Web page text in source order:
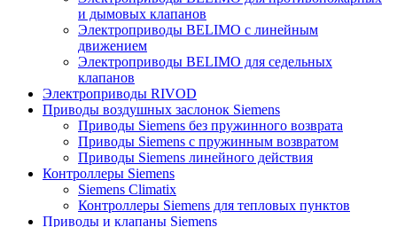
и дымовых клапанов
Электроприводы BELIMO с линейным
движением
Электроприводы BELIMO для седельных
клапанов
Электроприводы RIVOD
Приводы воздушных заслонок Siemens
Приводы Siemens без пружинного возврата
Приводы Siemens с пружинным возвратом
Приводы Siemens линейного действия
Контроллеры Siemens
Siemens Climatix
Контроллеры Siemens для тепловых пунктов
Приводы и клапаны Siemens